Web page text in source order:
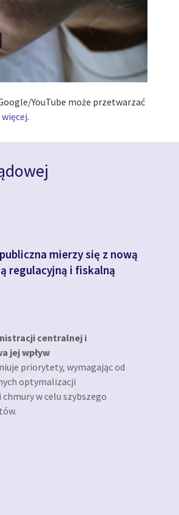
YouTube może przetwarzać
.
mierzy się z nową
regulacyjną i fiskalną
centralnej i
jej wpływ
priorytety, wymagając od
optymalizacji
w celu szybszego